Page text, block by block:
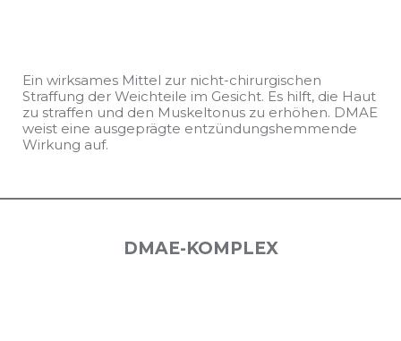
Ein wirksames Mittel zur nicht-chirurgischen
Straffung der Weichteile im Gesicht. Es hilft, die Haut
zu straffen und den Muskeltonus zu erhöhen. DMAE
weist eine ausgeprägte entzündungshemmende
Wirkung auf.
DMAE-KOMPLEX